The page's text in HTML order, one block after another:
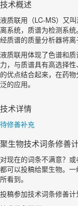
技术概述
液质联用（LC-MS）又
离系统，质谱为检测系
经质谱的质量分析器将离
液质联用体现了色谱和
力，与质谱具有高选择
的优点结合起来，在药
泛的应用。
技术详情
待修善补充
聚生物技术词条修善
对现在的词条不满意？
都可以投稿给聚生物。
所看到。
投稿参加技术词条修善计